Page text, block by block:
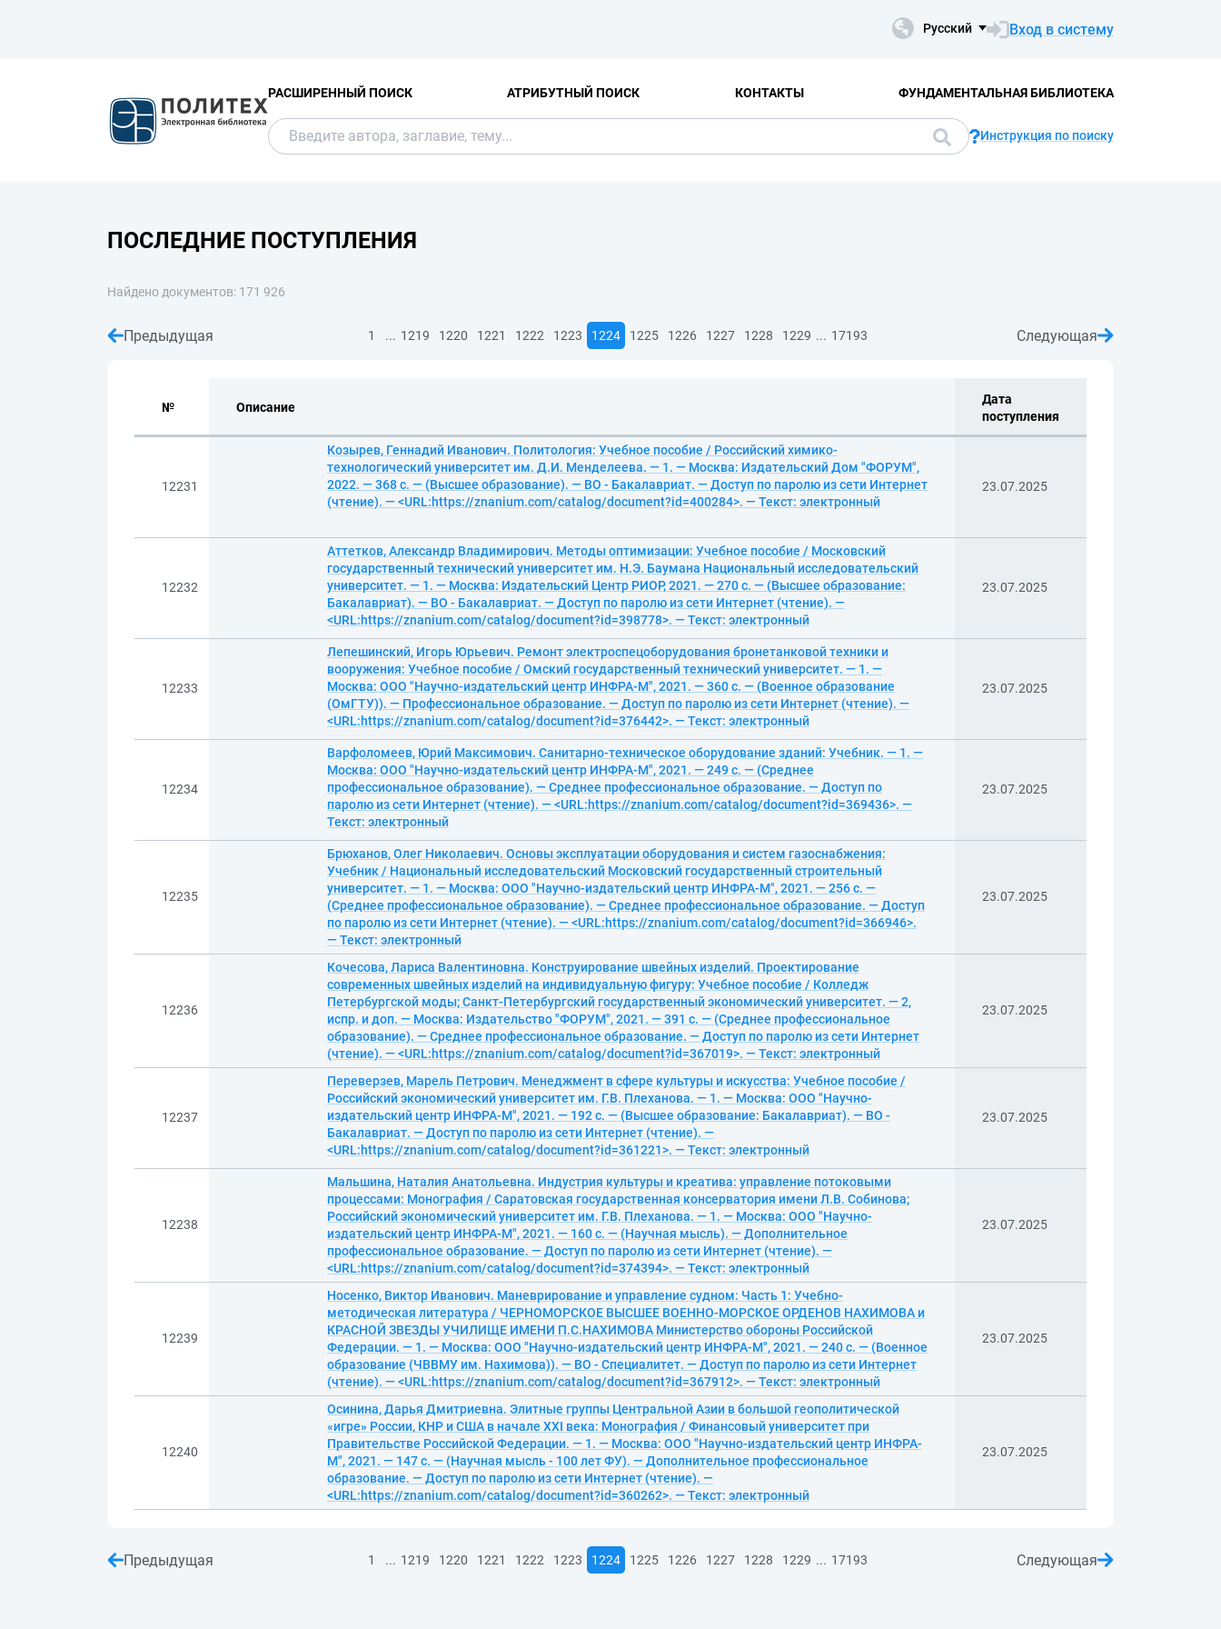
Русский Вход в систему
РАСШИРЕННЫЙ ПОИСК АТРИБУТНЫЙ ПОИСК КОНТАКТЫ ФУНДАМЕНТАЛЬНАЯ БИБЛИОТЕКА
Инструкция по поиску
ПОСЛЕДНИЕ ПОСТУПЛЕНИЯ
Найдено документов: 171 926
Предыдущая 1 ... 1219 1220 1221 1222 1223 1224 1225 1226 1227 1228 1229 ... 17193 Следующая
№ Описание
Дата
поступления
12231
Козырев, Геннадий Иванович. Политология: Учебное пособие / Российский химико-
технологический университет им. Д.И. Менделеева. — 1. — Москва: Издательский Дом "ФОРУМ",
2022. — 368 с. — (Высшее образование). — ВО - Бакалавриат. — Доступ по паролю из сети Интернет
(чтение). — <URL:https://znanium.com/catalog/document?id=400284>. — Текст: электронный
23.07.2025
12232
Аттетков, Александр Владимирович. Методы оптимизации: Учебное пособие / Московский
государственный технический университет им. Н.Э. Баумана Национальный исследовательский
университет. — 1. — Москва: Издательский Центр РИОР, 2021. — 270 с. — (Высшее образование:
Бакалавриат). — ВО - Бакалавриат. — Доступ по паролю из сети Интернет (чтение). —
<URL:https://znanium.com/catalog/document?id=398778>. — Текст: электронный
23.07.2025
12233
Лепешинский, Игорь Юрьевич. Ремонт электроспецоборудования бронетанковой техники и
вооружения: Учебное пособие / Омский государственный технический университет. — 1. —
Москва: ООО "Научно-издательский центр ИНФРА-М", 2021. — 360 с. — (Военное образование
(ОмГТУ)). — Профессиональное образование. — Доступ по паролю из сети Интернет (чтение). —
<URL:https://znanium.com/catalog/document?id=376442>. — Текст: электронный
23.07.2025
12234
Варфоломеев, Юрий Максимович. Санитарно-техническое оборудование зданий: Учебник. — 1. —
Москва: ООО "Научно-издательский центр ИНФРА-М", 2021. — 249 с. — (Среднее
профессиональное образование). — Среднее профессиональное образование. — Доступ по
паролю из сети Интернет (чтение). — <URL:https://znanium.com/catalog/document?id=369436>. —
Текст: электронный
23.07.2025
12235
Брюханов, Олег Николаевич. Основы эксплуатации оборудования и систем газоснабжения:
Учебник / Национальный исследовательский Московский государственный строительный
университет. — 1. — Москва: ООО "Научно-издательский центр ИНФРА-М", 2021. — 256 с. —
(Среднее профессиональное образование). — Среднее профессиональное образование. — Доступ
по паролю из сети Интернет (чтение). — <URL:https://znanium.com/catalog/document?id=366946>.
— Текст: электронный
23.07.2025
12236
Кочесова, Лариса Валентиновна. Конструирование швейных изделий. Проектирование
современных швейных изделий на индивидуальную фигуру: Учебное пособие / Колледж
Петербургской моды; Санкт-Петербургский государственный экономический университет. — 2,
испр. и доп. — Москва: Издательство "ФОРУМ", 2021. — 391 с. — (Среднее профессиональное
образование). — Среднее профессиональное образование. — Доступ по паролю из сети Интернет
(чтение). — <URL:https://znanium.com/catalog/document?id=367019>. — Текст: электронный
23.07.2025
12237
Переверзев, Марель Петрович. Менеджмент в сфере культуры и искусства: Учебное пособие /
Российский экономический университет им. Г.В. Плеханова. — 1. — Москва: ООО "Научно-
издательский центр ИНФРА-М", 2021. — 192 с. — (Высшее образование: Бакалавриат). — ВО -
Бакалавриат. — Доступ по паролю из сети Интернет (чтение). —
<URL:https://znanium.com/catalog/document?id=361221>. — Текст: электронный
23.07.2025
12238
Мальшина, Наталия Анатольевна. Индустрия культуры и креатива: управление потоковыми
процессами: Монография / Саратовская государственная консерватория имени Л.В. Собинова;
Российский экономический университет им. Г.В. Плеханова. — 1. — Москва: ООО "Научно-
издательский центр ИНФРА-М", 2021. — 160 с. — (Научная мысль). — Дополнительное
профессиональное образование. — Доступ по паролю из сети Интернет (чтение). —
<URL:https://znanium.com/catalog/document?id=374394>. — Текст: электронный
23.07.2025
12239
Носенко, Виктор Иванович. Маневрирование и управление судном: Часть 1: Учебно-
методическая литература / ЧЕРНОМОРСКОЕ ВЫСШЕЕ ВОЕННО-МОРСКОЕ ОРДЕНОВ НАХИМОВА и
КРАСНОЙ ЗВЕЗДЫ УЧИЛИЩЕ ИМЕНИ П.С.НАХИМОВА Министерство обороны Российской
Федерации. — 1. — Москва: ООО "Научно-издательский центр ИНФРА-М", 2021. — 240 с. — (Военное
образование (ЧВВМУ им. Нахимова)). — ВО - Специалитет. — Доступ по паролю из сети Интернет
(чтение). — <URL:https://znanium.com/catalog/document?id=367912>. — Текст: электронный
23.07.2025
12240
Осинина, Дарья Дмитриевна. Элитные группы Центральной Азии в большой геополитической
«игре» России, КНР и США в начале XXI века: Монография / Финансовый университет при
Правительстве Российской Федерации. — 1. — Москва: ООО "Научно-издательский центр ИНФРА-
М", 2021. — 147 с. — (Научная мысль - 100 лет ФУ). — Дополнительное профессиональное
образование. — Доступ по паролю из сети Интернет (чтение). —
<URL:https://znanium.com/catalog/document?id=360262>. — Текст: электронный
23.07.2025
Предыдущая 1 ... 1219 1220 1221 1222 1223 1224 1225 1226 1227 1228 1229 ... 17193 Следующая